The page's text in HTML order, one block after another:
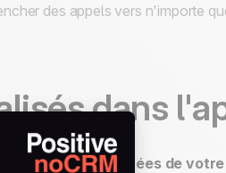
des appels vers n'importe
dans
afficher les données de